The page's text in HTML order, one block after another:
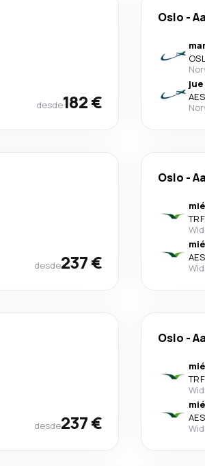
desde182 €
Oslo -
jue
AES
desde237 €
Oslo -
TRF
AES
desde237 €
Oslo -
TRF
AES